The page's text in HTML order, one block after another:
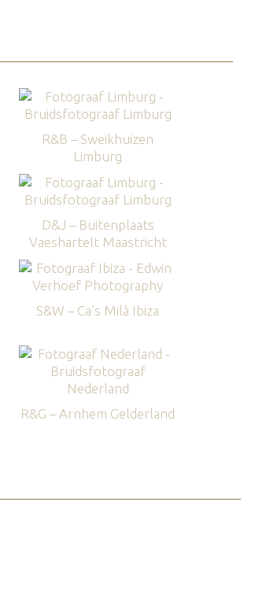
R&B – Sweikhuizen
Limburg
D&J – Buitenplaats
Vaeshartelt Maastricht
S&W – Ca’s Milà Ibiza
R&G – Arnhem Gelderland